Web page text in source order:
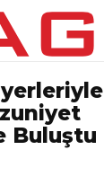
Buluştu